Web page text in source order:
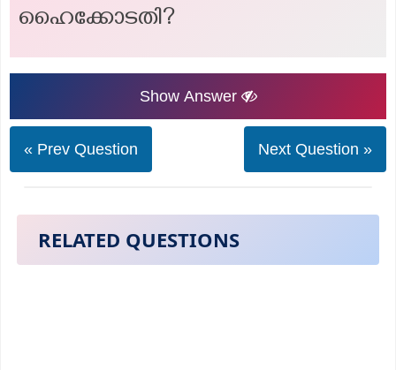
ഹൈക്കോടതി?
Show Answer
« Prev Question Next Question »
RELATED QUESTIONS